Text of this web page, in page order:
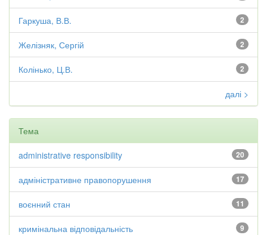
2
Гаркуша, В.В.
2
Желізняк, Сергій
2
Колінько, Ц.В.
далі >
Тема
20
administrative responsibility
17
адміністративне правопорушення
11
воєнний стан
9
кримінальна відповідальність